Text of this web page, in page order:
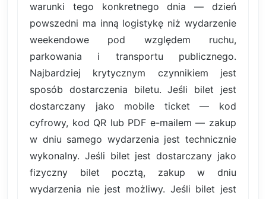
warunki tego konkretnego dnia — dzień
powszedni ma inną logistykę niż wydarzenie
weekendowe pod względem ruchu,
parkowania i transportu publicznego.
Najbardziej krytycznym czynnikiem jest
sposób dostarczenia biletu. Jeśli bilet jest
dostarczany jako mobile ticket — kod
cyfrowy, kod QR lub PDF e-mailem — zakup
w dniu samego wydarzenia jest technicznie
wykonalny. Jeśli bilet jest dostarczany jako
fizyczny bilet pocztą, zakup w dniu
wydarzenia nie jest możliwy. Jeśli bilet jest